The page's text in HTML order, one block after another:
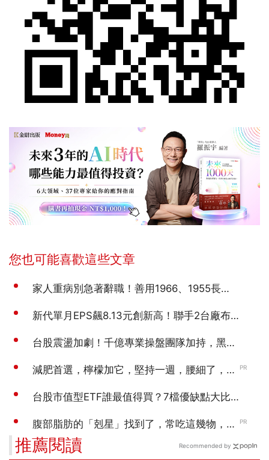
推薦閱讀 Recommended by